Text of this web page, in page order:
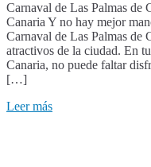
Carnaval de Las Palmas de
Canaria Y no hay mejor
Carnaval de Las Palmas de
atractivos de la ciudad. En
Canaria, no puede faltar
[…]
Leer más